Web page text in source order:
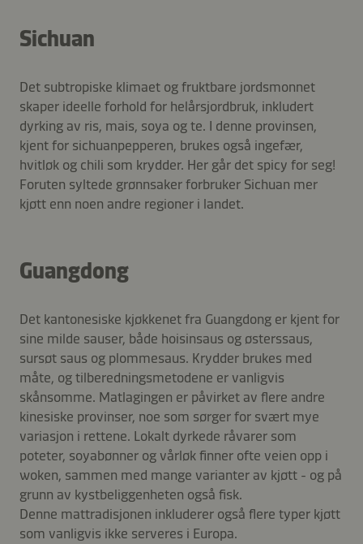
Sichuan
Det subtropiske klimaet og fruktbare jordsmonnet
skaper ideelle forhold for helårsjordbruk, inkludert
dyrking av ris, mais, soya og te. I denne provinsen,
kjent for sichuanpepperen, brukes også ingefær,
hvitløk og chili som krydder. Her går det spicy for seg!
Foruten syltede grønnsaker forbruker Sichuan mer
kjøtt enn noen andre regioner i landet.
Guangdong
Det kantonesiske kjøkkenet fra Guangdong er kjent for
sine milde sauser, både hoisinsaus og østerssaus,
sursøt saus og plommesaus. Krydder brukes med
måte, og tilberedningsmetodene er vanligvis
skånsomme. Matlagingen er påvirket av flere andre
kinesiske provinser, noe som sørger for svært mye
variasjon i rettene. Lokalt dyrkede råvarer som
poteter, soyabønner og vårløk finner ofte veien opp i
woken, sammen med mange varianter av kjøtt - og på
grunn av kystbeliggenheten også fisk.
Denne mattradisjonen inkluderer også flere typer kjøtt
som vanligvis ikke serveres i Europa.